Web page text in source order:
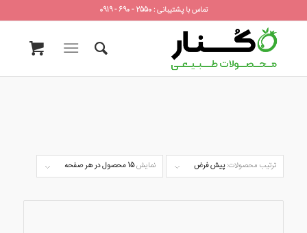
تماس با پشتیبانی : 2550 - 690 - 0919
ترتیب محصولات:پیش فرض نمایش15 محصول در هر صفحه